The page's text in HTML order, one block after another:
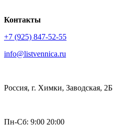
Контакты
+7 (925) 847-52-55
info@listvennica.ru
Россия, г. Химки, Заводская, 2Б
Пн-Сб: 9:00 20:00